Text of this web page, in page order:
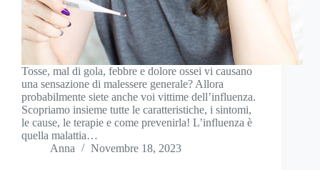
Tosse, mal di gola, febbre e dolore ossei vi causano
una sensazione di malessere generale? Allora
probabilmente siete anche voi vittime dell’influenza.
Scopriamo insieme tutte le caratteristiche, i sintomi,
le cause, le terapie e come prevenirla! L’influenza è
quella malattia…
Anna
Novembre 18, 2023